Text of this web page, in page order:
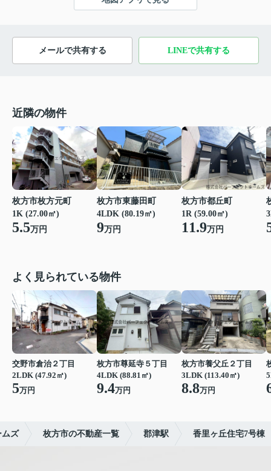
メールで共有する LINEで共有する
近隣の物件
枚方市枚方元町
1K (27.00㎡)
5.5万円
枚方市東藤田町
4LDK (80.19㎡)
9万円
枚方市都丘町
1R (59.00㎡)
11.9万円
よく見られている物件
交野市倉治２丁目
2LDK (47.92㎡)
5万円
枚方市尊延寺５丁目
4LDK (88.81㎡)
9.4万円
枚方市養父丘２丁目
3LDK (113.40㎡)
8.8万円
ムズ 枚方市の不動産一覧 郡津駅 香里ヶ丘住宅7号棟